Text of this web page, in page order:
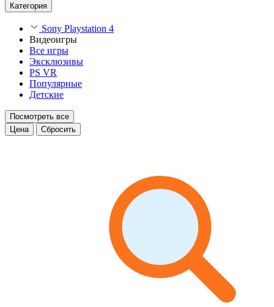
Категория
Sony Playstation 4
Видеоигры
Все игры
Эксклюзивы
PS VR
Популярные
Детские
Посмотреть все
Цена
Сбросить